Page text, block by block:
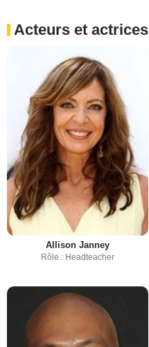
Acteurs et actrices
Allison Janney
Rôle : Headteacher